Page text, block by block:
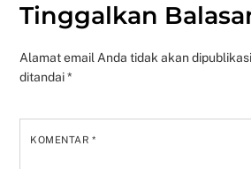
Tinggalkan
Alamat email Anda tidak akan
ditandai*
KOMENTAR*